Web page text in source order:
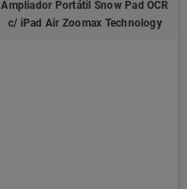
Ampliador Portátil Snow Pad OCR
c/ iPad Air Zoomax Technology